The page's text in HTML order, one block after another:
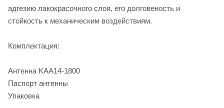
адгезию лакокрасочного слоя, его долговеность и
стойкость к механическим воздействиям.
Комплектация:
Антенна KAA14-1800
Паспорт антенны
Упаковка